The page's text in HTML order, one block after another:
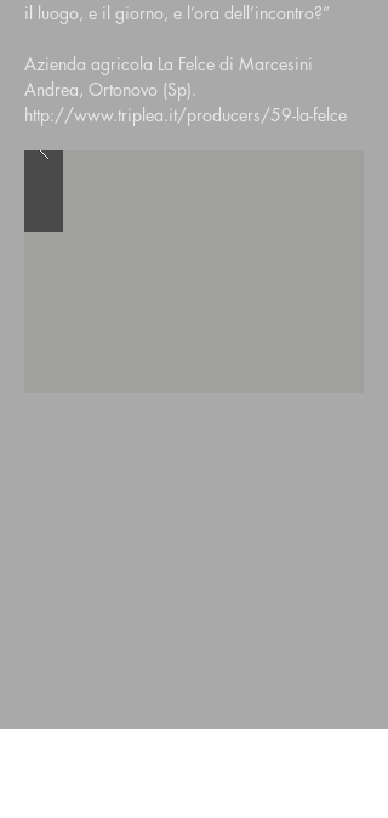
il luogo, e il giorno, e l’ora dell’incontro?”
Azienda agricola La Felce di Marcesini
Andrea, Ortonovo (Sp).
http://www.triplea.it/producers/59-la-felce